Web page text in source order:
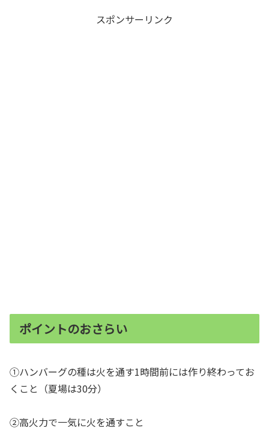
スポンサーリンク
ポイントのおさらい
①ハンバーグの種は火を通す1時間前には作り終わってお
くこと（夏場は30分）
②高火力で一気に火を通すこと